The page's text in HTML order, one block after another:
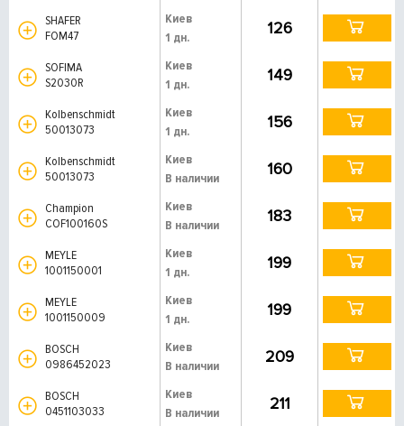
SHAFER
FOM47
Киев
1 дн.
126
SOFIMA
S2030R
Киев
1 дн.
149
Kolbenschmidt
50013073
Киев
1 дн.
156
Kolbenschmidt
50013073
Киев
В наличии
160
Champion
COF100160S
Киев
В наличии
183
MEYLE
1001150001
Киев
1 дн.
199
MEYLE
1001150009
Киев
1 дн.
199
BOSCH
0986452023
Киев
В наличии
209
BOSCH
0451103033
Киев
В наличии
211